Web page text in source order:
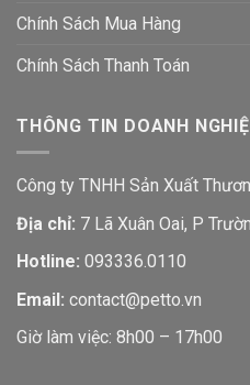
Chính Sách Mua Hàng
Chính Sách Thanh Toán
THÔNG TIN DOANH
Công ty TNHH Sản Xuất
Địa chỉ: 7 Lã Xuân Oai, P
Hotline: 093336.0110
Email: contact@petto.vn
Giờ làm việc: 8h00 – 17h00